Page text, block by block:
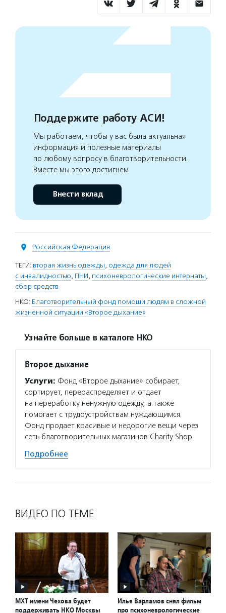
Поддержите работу АСИ!
Мы работаем, чтобы у вас была актуальная
информация и полезные материалы
по любому вопросу в благотворительности.
Вместе мы этого достигнем
Внести вклад
Российская Федерация
ТЕГИ: вторая жизнь одежды, одежда для людей
с инвалидностью, ПНИ, психоневрологические интернаты,
сбор средств
НКО: Благотворительный фонд помощи людям в сложной
жизненной ситуации «Второе дыхание»
Узнайте больше в каталоге НКО
Второе дыхание
Услуги: Фонд «Второе дыхание» собирает,
сортирует, перераспределяет и отдает
на переработку ненужную одежду, а также
помогает с трудоустройствам нуждающимся.
Фонд продает красивые и недорогие вещи через
сеть благотворительных магазинов Charity Shop.
Подробнее
ВИДЕО ПО ТЕМЕ
МХТ имени Чехова будет
поддерживать НКО Москвы
Илья Варламов снял фильм
про психоневрологические